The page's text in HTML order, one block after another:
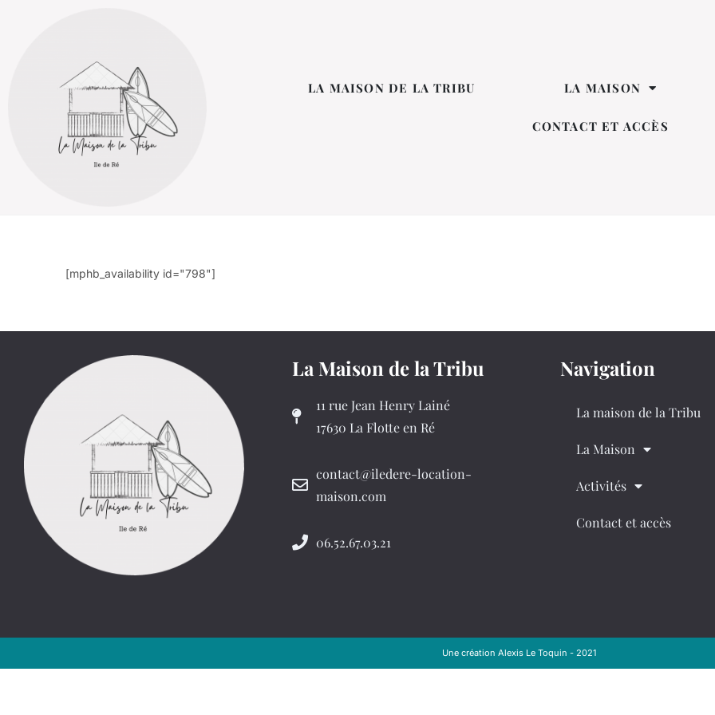
LA MAISON DE LA TRIBU LA MAISON
CONTACT ET ACCÈS
[mphb_availability id="798"]
La Maison de la Tribu
11 rue Jean Henry Lainé
17630 La Flotte en Ré
contact@iledere-location-
maison.com
06.52.67.03.21
Navigation
La maison de la Tribu
La Maison
Activités
Contact et accès
Une création Alexis Le Toquin - 2021